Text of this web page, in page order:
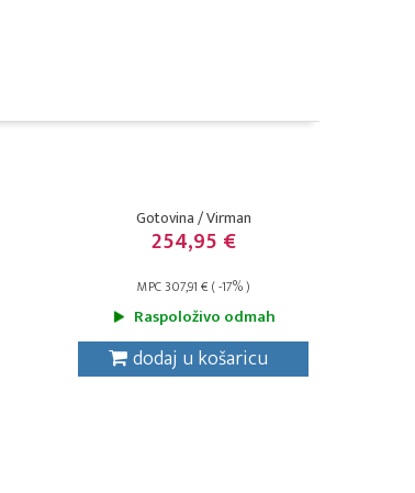
Gotovina / Virman
254,95 €
MPC 307,91 € ( -17% )
Raspoloživo odmah
dodaj u košaricu